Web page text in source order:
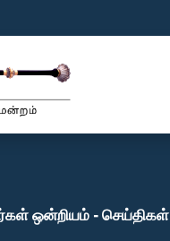
ஒன்றியம் - செய்திகள்